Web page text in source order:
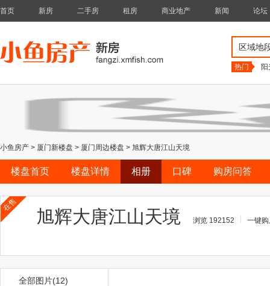
首页 新房 二手房 租房 商业地产 新闻 论坛
区域地
热门
小鱼房产 > 厦门新楼盘 > 厦门周边楼盘 > 旭辉大唐江山天境
楼盘首页 楼盘详情 相册 口碑 购房问答
在售
旭辉大唐江山天境 浏览 192152 一键
全部图片(12)